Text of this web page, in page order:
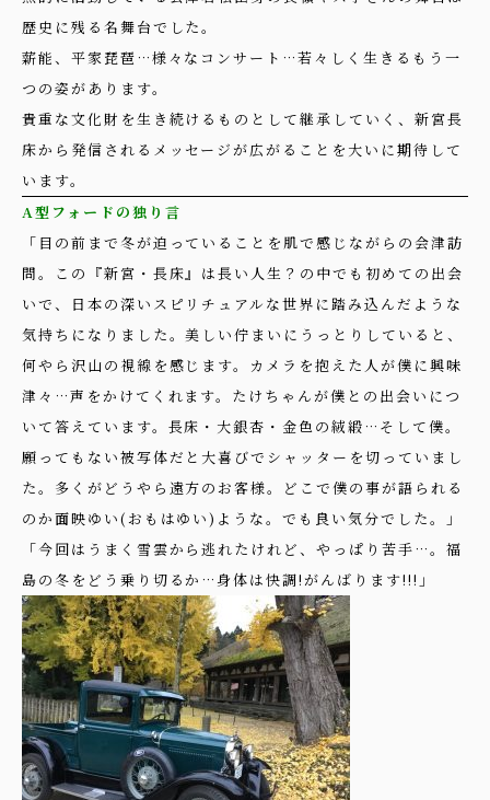
歴史に残る名舞台でした。
薪能、平家琵琶…様々なコンサート…若々しく生きるもう一
つの姿があります。
貴重な文化財を生き続けるものとして継承していく、新宮長
床から発信されるメッセージが広がることを大いに期待して
います。
A型フォードの独り言
「目の前まで冬が迫っていることを肌で感じながらの会津訪
問。この『新宮・長床』は長い人生？の中でも初めての出会
いで、日本の深いスピリチュアルな世界に踏み込んだような
気持ちになりました。美しい佇まいにうっとりしていると、
何やら沢山の視線を感じます。カメラを抱えた人が僕に興味
津々…声をかけてくれます。たけちゃんが僕との出会いにつ
いて答えています。長床・大銀杏・金色の絨緞…そして僕。
願ってもない被写体だと大喜びでシャッターを切っていまし
た。多くがどうやら遠方のお客様。どこで僕の事が語られる
のか面映ゆい(おもはゆい)ような。でも良い気分でした。」
「今回はうまく雪雲から逃れたけれど、やっぱり苦手…。福
島の冬をどう乗り切るか…身体は快調!がんばります!!!」